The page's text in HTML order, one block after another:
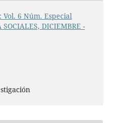
Vol. 6 Núm. Especial
DICIEMBRE -